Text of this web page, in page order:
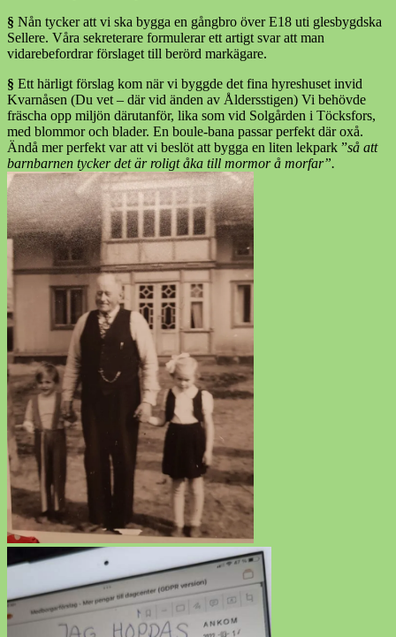
§ Nån tycker att vi ska bygga en gångbro över E18 uti glesbygdska
Sellere. Våra sekreterare formulerar ett artigt svar att man
vidarebefordrar förslaget till berörd markägare.
§ Ett härligt förslag kom när vi byggde det fina hyreshuset invid
Kvarnåsen (Du vet – där vid änden av Åldersstigen) Vi behövde
fräscha opp miljön därutanför, lika som vid Solgården i Töcksfors,
med blommor och blader. En boule-bana passar perfekt där oxå.
Ändå mer perfekt var att vi beslöt att bygga en liten lekpark ”så att
barnbarnen tycker det är roligt åka till mormor å morfar”.